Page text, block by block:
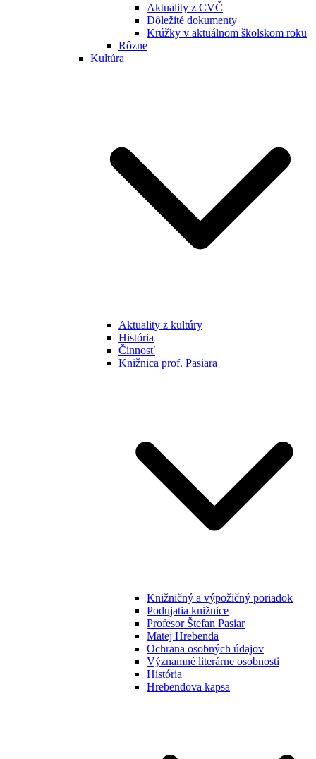
Aktuality z CVČ
Dôležité dokumenty
Krúžky v aktuálnom školskom roku
Rôzne
Kultúra
Aktuality z kultúry
História
Činnosť
Knižnica prof. Pasiara
Knižničný a výpožičný poriadok
Podujatia knižnice
Profesor Štefan Pasiar
Matej Hrebenda
Ochrana osobných údajov
Významné literárne osobnosti
História
Hrebendova kapsa